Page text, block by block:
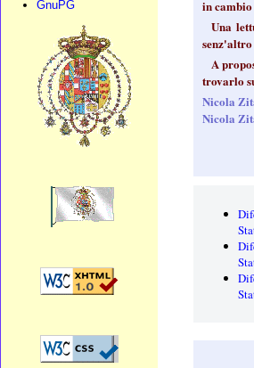
GnuPG
in
Una
A
trovarlo
Nicola
Nicola